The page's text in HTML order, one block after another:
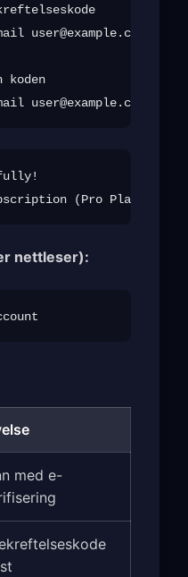
user@example.com
user@example.com
nettleser):
med e-